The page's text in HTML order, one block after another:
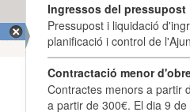
Ingressos del pressupost
Pressupost i liquidació
planificació i control de
Contractació menor
Contractes menors a partir
a partir de 300€. El dia 9